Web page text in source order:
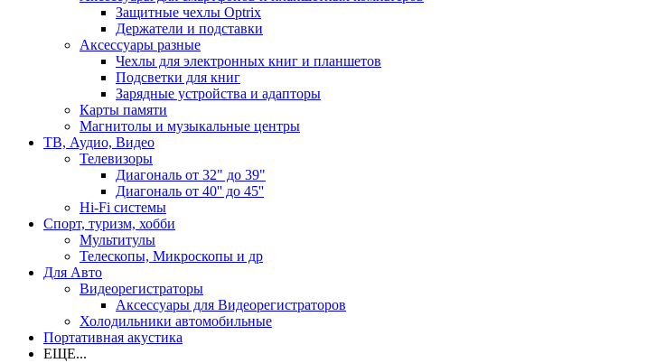
Защитные чехлы Optrix
Держатели и подставки
Аксессуары разные
Чехлы для электронных книг и планшетов
Подсветки для книг
Зарядные устройства и адапторы
Карты памяти
Магнитолы и музыкальные центры
ТВ, Аудио, Видео
Телевизоры
Диагональ от 32" до 39"
Диагональ от 40'' до 45''
Hi-Fi системы
Спорт, туризм, хобби
Мультитулы
Телескопы, Микроскопы и др
Для Авто
Видеорегистраторы
Аксессуары для Видеорегистраторов
Холодильники автомобильные
Портативная акустика
ЕЩЕ...